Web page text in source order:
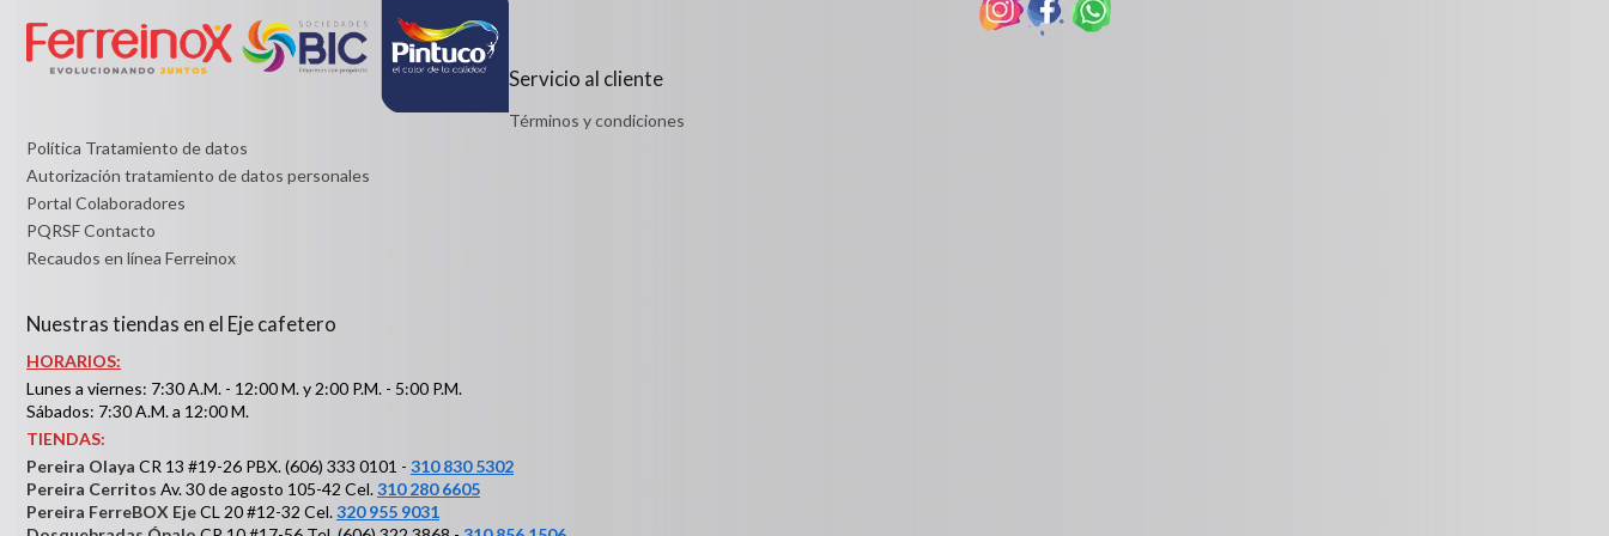
Detalles
Servicio al cliente
Términos y condiciones
Política Tratamiento de datos
Autorización tratamiento de datos personales
Portal Colaboradores
PQRSF Contacto
Recaudos en línea Ferreinox
Nuestras tiendas en el Eje cafetero
HORARIOS:
Lunes a viernes: 7:30 A.M. - 12:00 M. y 2:00 P.M. - 5:00 P.M.
Sábados: 7:30 A.M. a 12:00 M.
TIENDAS:
Pereira Olaya CR 13 #19-26 PBX. (606) 333 0101 - 310 830 5302
Pereira Cerritos Av. 30 de agosto 105-42 Cel.310 280 6605
Pereira FerreBOX EjeCL 20 #12-32 Cel.320 955 9031